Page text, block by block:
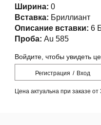
Ширина: 0
Вставка: Бриллиант
Описание вставки: 6
Проба: Au 585
Войдите, чтобы увидеть
Регистрация / Вход
Цена актуальна при заказе от